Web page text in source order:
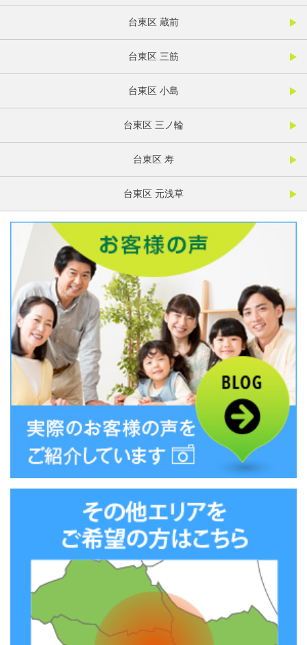
台東区 蔵前
台東区 三筋
台東区 小島
台東区 三ノ輪
台東区 寿
台東区 元浅草